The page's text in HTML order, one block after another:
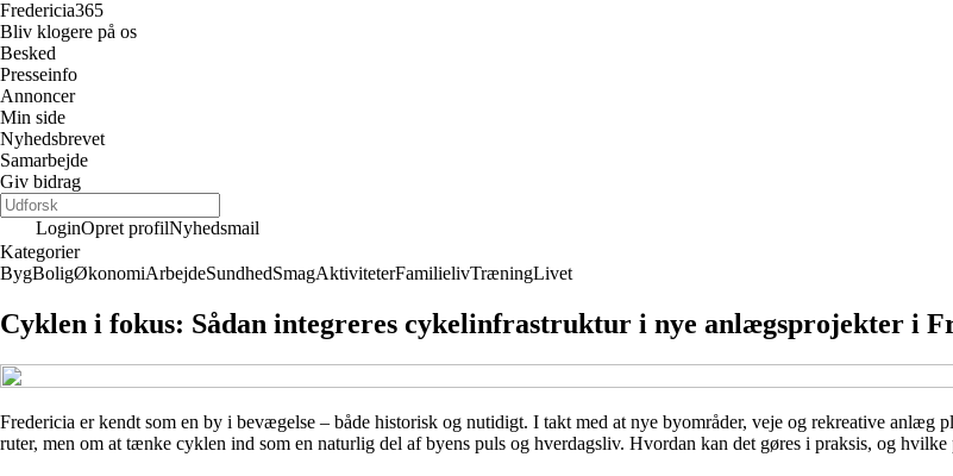
Fredericia365
Bliv klogere på os
Besked
Presseinfo
Annoncer
Min side
Nyhedsbrevet
Samarbejde
Giv bidrag
LoginOpret profilNyhedsmail
Kategorier
BygBoligØkonomiArbejdeSundhedSmagAktiviteterFamilielivTræningLivet
Cyklen i fokus: Sådan integreres cykelinfrastruktur i nye anlægsprojekter i
Fredericia er kendt som en by i bevægelse – både historisk og nutidigt. I takt med at nye byområder, veje og rekreative
ruter, men om at tænke cyklen ind som en naturlig del af byens puls og hverdagsliv. Hvordan kan det gøres i praksis, og